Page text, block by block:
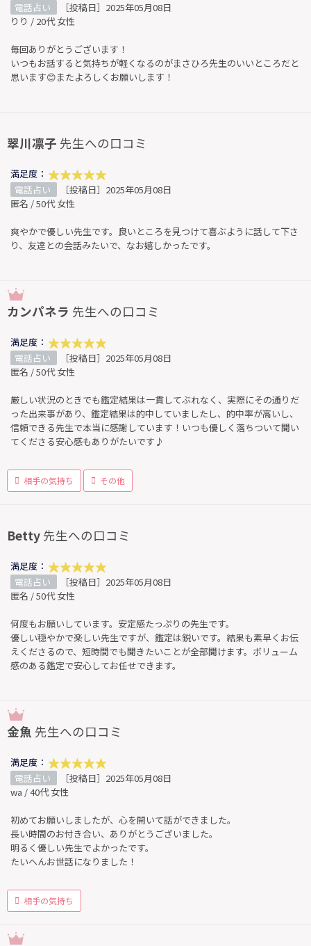
電話占い
［投稿日］2025年05月08日
りり / 20代 女性
毎回ありがとうございます！
いつもお話すると気持ちが軽くなるのがまさひろ先生のいいところだと
思います😊またよろしくお願いします！
翠川凛子 先生への口コミ
満足度：
電話占い
［投稿日］2025年05月08日
匿名 / 50代 女性
爽やかで優しい先生です。良いところを見つけて喜ぶように話して下さ
り、友達との会話みたいで、なお嬉しかったです。
カンパネラ 先生への口コミ
満足度：
電話占い
［投稿日］2025年05月08日
匿名 / 50代 女性
厳しい状況のときでも鑑定結果は一貫してぶれなく、実際にその通りだ
った出来事があり、鑑定結果は的中していましたし、的中率が高いし、
信頼できる先生で本当に感謝しています！いつも優しく落ちついて聞い
てくださる安心感もありがたいです♪
相手の気持ち その他
Betty 先生への口コミ
満足度：
電話占い
［投稿日］2025年05月08日
匿名 / 50代 女性
何度もお願いしています。安定感たっぷりの先生です。
優しい穏やかで楽しい先生ですが、鑑定は鋭いです。結果も素早くお伝
えくださるので、短時間でも聞きたいことが全部聞けます。ボリューム
感のある鑑定で安心してお任せできます。
金魚 先生への口コミ
満足度：
電話占い
［投稿日］2025年05月08日
wa / 40代 女性
初めてお願いしましたが、心を開いて話ができました。
長い時間のお付き合い、ありがとうございました。
明るく優しい先生でよかったです。
たいへんお世話になりました！
相手の気持ち